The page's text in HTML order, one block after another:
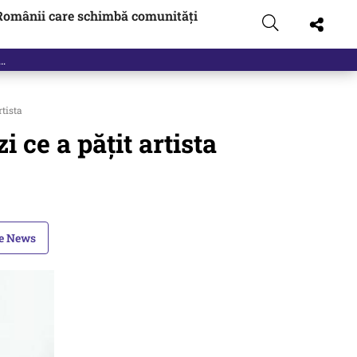
care schimbă comunități
ce a pățit artista
News